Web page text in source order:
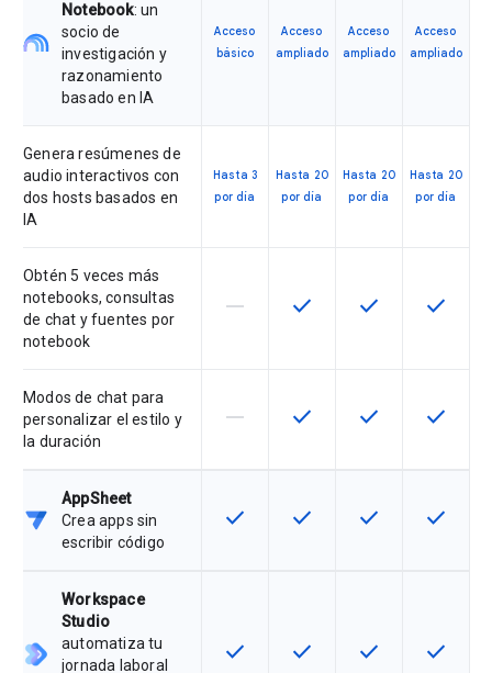
Notebook: un
socio de
investigación y
razonamiento
basado en IA
Acceso
básico
Acceso
ampliado
Acceso
ampliado
Acceso
ampliado
Genera resúmenes de
audio interactivos con
dos hosts basados en
IA
Hasta 3
por día
Hasta 20
por día
Hasta 20
por día
Hasta 20
por día
Obtén 5 veces más
notebooks, consultas
de chat y fuentes por
notebook
Esta función no está disponible en
horizontal_rule Esta función está
check Esta función
check Esta
check
Modos de chat para
personalizar el estilo y
la duración
Esta función no está disponible en
horizontal_rule Esta función está
check Esta función
check Esta
check
AppSheet
Crea apps sin
escribir código
Esta función está disponible en
check Esta función está
check Esta función
check Esta
check
Workspace
Studio
automatiza tu
jornada laboral
Esta función está disponible en
check Esta función está
check Esta función
check Esta
check